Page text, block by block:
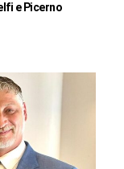
e Picerno